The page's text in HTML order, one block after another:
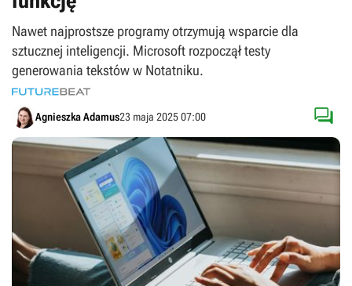
Nawet najprostsze programy otrzymują wsparcie dla
sztucznej inteligencji. Microsoft rozpoczął testy
generowania tekstów w Notatniku.
Agnieszka Adamus23 maja 2025 07:00 